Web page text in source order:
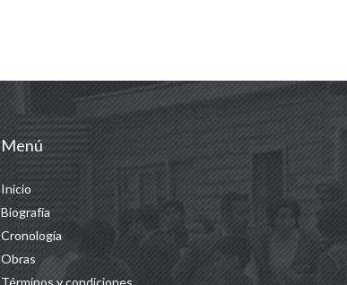
Menú
Inicio
Biografía
Cronología
Obras
Términos y condiciones